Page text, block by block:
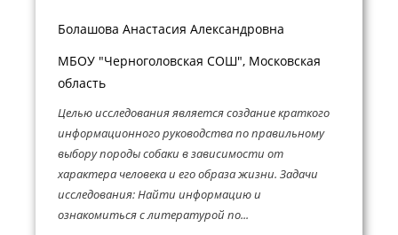
Болашова Анастасия Александровна
МБОУ "Черноголовская СОШ", Московская
область
Целью исследования является создание краткого
информационного руководства по правильному
выбору породы собаки в зависимости от
характера человека и его образа жизни. Задачи
исследования: Найти информацию и
ознакомиться с литературой по...